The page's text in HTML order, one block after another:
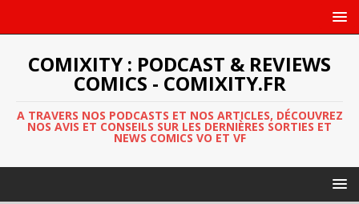
COMIXITY : PODCAST & REVIEWS
COMICS - COMIXITY.FR
A TRAVERS NOS PODCASTS ET NOS ARTICLES, DÉCOUVREZ
NOS AVIS ET CONSEILS SUR LES DERNIÈRES SORTIES ET
NEWS COMICS VO ET VF